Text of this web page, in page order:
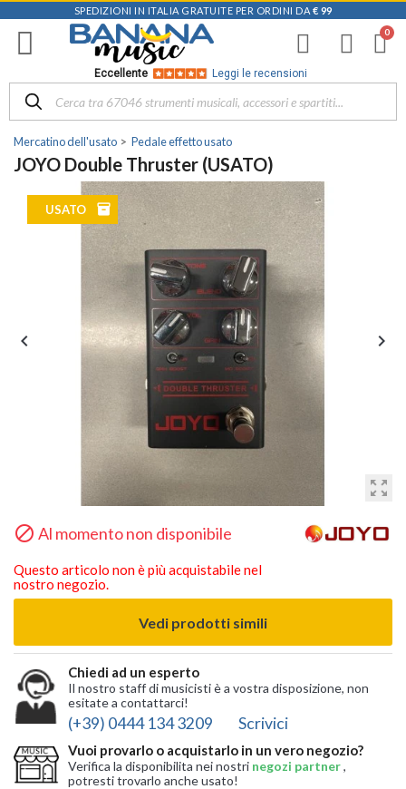
SPEDIZIONI IN ITALIA GRATUITE PER ORDINI DA € 99
Eccellente Leggi le recensioni
Mercatino dell'usato Pedale effetto usato
JOYO Double Thruster (USATO)
USATO inventory
zoom_out_map
 
 Al momento non disponibile
Questo articolo non è più acquistabile nel
nostro negozio.
Vedi prodotti simili
Chiedi ad un esperto
Il nostro staff di musicisti è a vostra disposizione, non
esitate a contattarci!
(+39) 0444 134 3209 Scrivici
Vuoi provarlo o acquistarlo in un vero negozio?
Verifica la disponibilita nei nostri negozi partner,
potresti trovarlo anche usato!